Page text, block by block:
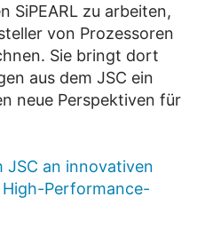
SiPEARL zu arbeiten,
von Prozessoren
Sie bringt dort
aus dem JSC ein
neue Perspektiven für
JSC an innovativen
Performance-